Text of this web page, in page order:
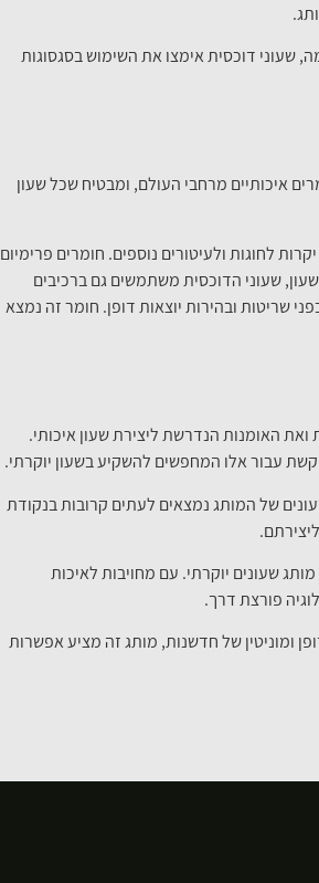
שעוני דוכסית אימצו את השימוש בסגסוגות
איכותיים מרחבי העולם, ומבטיח שכל שעון
לחוגות ולעיטורים נוספים. חומרים פרימיום
שעוני הדוכסית משתמשים גם ברכיבים
שריטות ובהירות יוצאות דופן. חומר זה נמצא
האומנות הנדרשת ליצירת שעון איכותי.
עבור אלו המחפשים להשקיע בשעון יוקרתי.
של המותג נמצאים לעתים קרובות בנקודת
שעונים יוקרתי. עם מחויבות לאיכות
פורצת דרך.
ומוניטין של חדשנות, מותג זה מציע אפשרות